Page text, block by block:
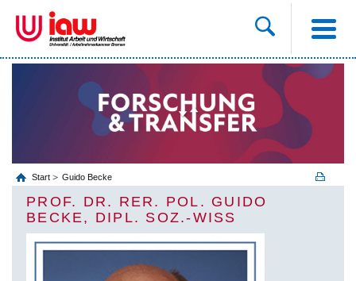
Start Guido Becke
PROF. DR. RER. POL. GUIDO
BECKE, DIPL. SOZ.-WISS